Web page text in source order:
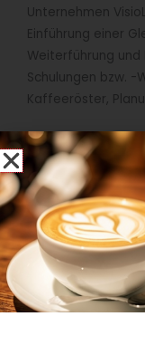
Unternehmen
Einführung einer
Weiterführung
Schulungen bzw. -
Kaffeeröster,
Seit 23 Jahren
Göttingen tätig –
im Gedächtnis
In 23 Jahren
viel geschehen.
Menschen
auch in der
Eine Entwicklung